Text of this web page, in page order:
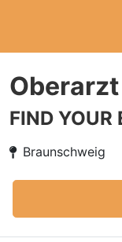
FIND YOUR
Braunschweig